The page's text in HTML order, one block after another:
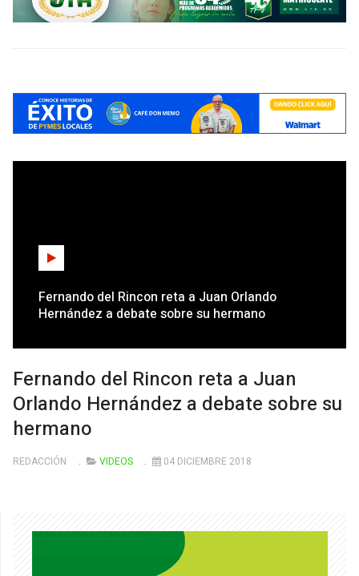
Fernando del Rincon reta a Juan Orlando
Hernández a debate sobre su hermano
Fernando del Rincon reta a Juan
Orlando Hernández a debate sobre su
hermano
REDACCIÓN VIDEOS 04 DICIEMBRE 2018